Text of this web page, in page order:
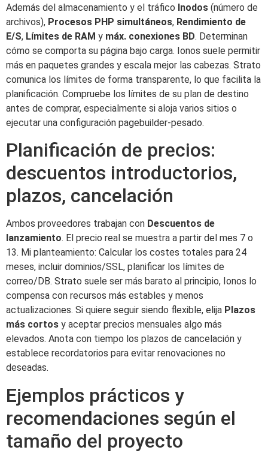
Además del almacenamiento y el tráfico Inodos (número de
archivos), Procesos PHP simultáneos, Rendimiento de
E/S, Límites de RAM y máx. conexiones BD. Determinan
cómo se comporta su página bajo carga. Ionos suele permitir
más en paquetes grandes y escala mejor las cabezas. Strato
comunica los límites de forma transparente, lo que facilita la
planificación. Compruebe los límites de su plan de destino
antes de comprar, especialmente si aloja varios sitios o
ejecutar una configuración pagebuilder-pesado.
Planificación de precios:
descuentos introductorios,
plazos, cancelación
Ambos proveedores trabajan con Descuentos de
lanzamiento. El precio real se muestra a partir del mes 7 o
13. Mi planteamiento: Calcular los costes totales para 24
meses, incluir dominios/SSL, planificar los límites de
correo/DB. Strato suele ser más barato al principio, Ionos lo
compensa con recursos más estables y menos
actualizaciones. Si quiere seguir siendo flexible, elija Plazos
más cortos y aceptar precios mensuales algo más
elevados. Anota con tiempo los plazos de cancelación y
establece recordatorios para evitar renovaciones no
deseadas.
Ejemplos prácticos y
recomendaciones según el
tamaño del proyecto